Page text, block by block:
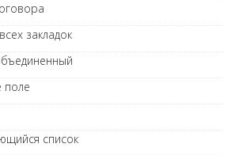
закладок
поле
список